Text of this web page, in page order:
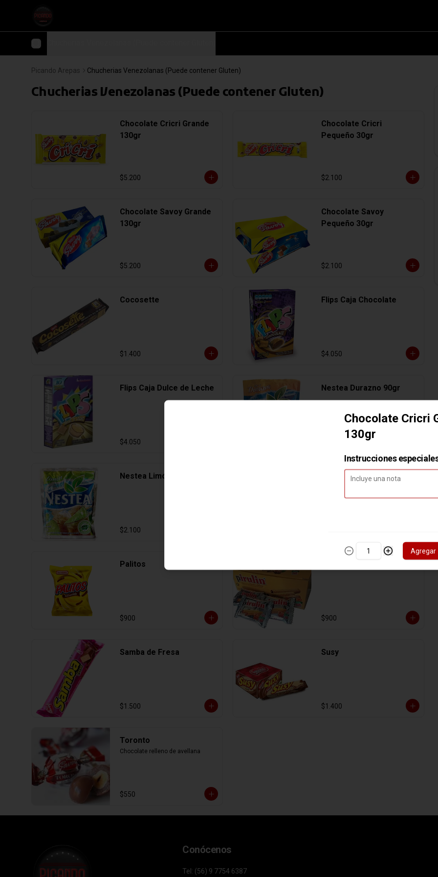
Picando Arepas Chucherias Venezolanas (Puede contener Gluten)
Chucherias Venezolanas (Puede contener Gluten)
Chocolate Cricri Grande
130gr
$5.200
Chocolate Cricri
Pequeño 30gr
$2.100
Chocolate Savoy Grande
130gr
$5.200
Chocolate Savoy
Pequeño 30gr
$2.100
Cocosette
$1.400
Flips Caja Chocolate
$4.050
Flips Caja Dulce de Leche
$4.050
Nestea Durazno 90gr
Nestea Limón 90gr
$2.100
Ovomaltina
Palitos
$900 $900
Samba de Fresa
$1.500
Susy
$1.400
Toronto
Chocolate relleno de avellana
$550
Conócenos
Tel: (56) 9 7754 6387
Chocolate Cricri
130gr
Instrucciones
Agregar